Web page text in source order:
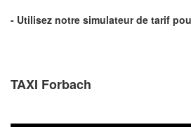
- Utilisez notre simulateur de tarif
TAXI Forbach